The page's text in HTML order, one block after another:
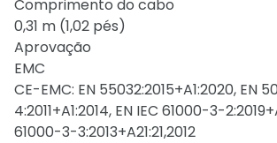
Comprimento do cabo
0,31 m (1,02 pés)
Aprovação
EMC
CE-EMC: EN 55032:2015+A1:2020, EN
4:2011+A1:2014, EN IEC 61000-3-
61000-3-3:2013+A21:21,2012